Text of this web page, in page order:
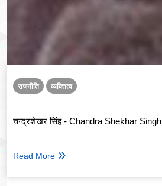
राजनीति व्यक्तित्व
चन्द्रशेखर सिंह - Chandra Shekhar Singh
Read More